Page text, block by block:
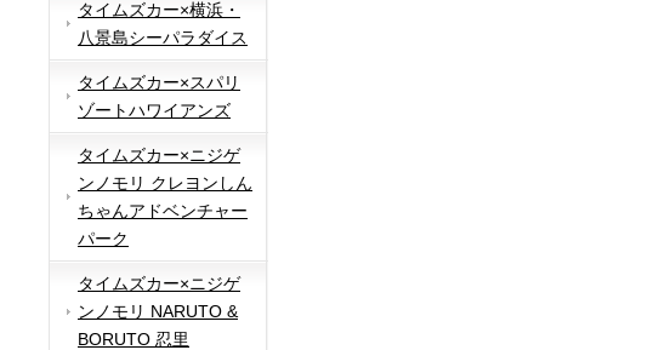
タイムズカー×横浜・
八景島シーパラダイス
タイムズカー×スパリ
ゾートハワイアンズ
タイムズカー×ニジゲ
ンノモリ クレヨンしん
ちゃんアドベンチャー
パーク
タイムズカー×ニジゲ
ンノモリ NARUTO &
BORUTO 忍里